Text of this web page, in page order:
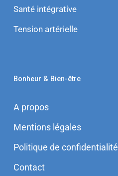
Santé intégrative
Tension artérielle
Bonheur & Bien-être
A propos
Mentions légales
Politique de confidentialité
Contact